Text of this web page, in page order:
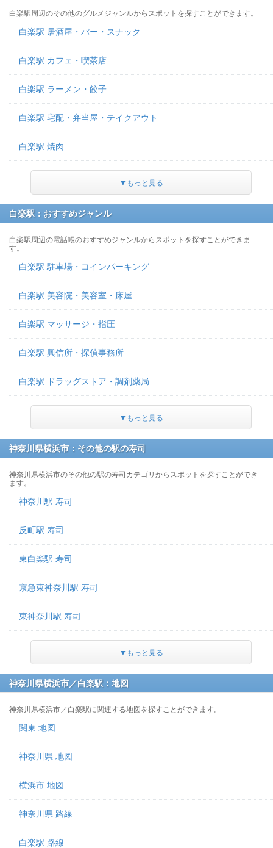
白楽駅周辺のその他のグルメジャンルからスポットを探すことができます。
白楽駅 居酒屋・バー・スナック
白楽駅 カフェ・喫茶店
白楽駅 ラーメン・餃子
白楽駅 宅配・弁当屋・テイクアウト
白楽駅 焼肉
▼もっと見る
白楽駅：おすすめジャンル
白楽駅周辺の電話帳のおすすめジャンルからスポットを探すことができま
す。
白楽駅 駐車場・コインパーキング
白楽駅 美容院・美容室・床屋
白楽駅 マッサージ・指圧
白楽駅 興信所・探偵事務所
白楽駅 ドラッグストア・調剤薬局
▼もっと見る
神奈川県横浜市：その他の駅の寿司
神奈川県横浜市のその他の駅の寿司カテゴリからスポットを探すことができ
ます。
神奈川駅 寿司
反町駅 寿司
東白楽駅 寿司
京急東神奈川駅 寿司
東神奈川駅 寿司
▼もっと見る
神奈川県横浜市／白楽駅：地図
神奈川県横浜市／白楽駅に関連する地図を探すことができます。
関東 地図
神奈川県 地図
横浜市 地図
神奈川県 路線
白楽駅 路線